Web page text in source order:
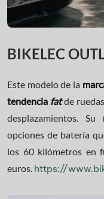
BIKELEC
Este modelo de la
tendencia fatde
desplazamientos. Su
opciones de batería
los 60 kilómetros en
euros. https://